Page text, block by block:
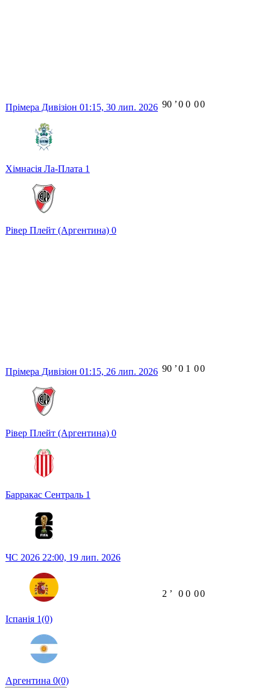
Прімера Дивізіон 01:15, 30 лип. 2026
Хімнасія Ла-Плата 1
Рівер Плейт (Аргентина) 0
90 ʼ0 0 00
Прімера Дивізіон 01:15, 26 лип. 2026
Рівер Плейт (Аргентина) 0
Барракас Сентраль 1
90 ʼ0 1 00
ЧС 2026 22:00, 19 лип. 2026
Іспанія 1(0)
Аргентина 0(0)
2 ʼ 0 0 00